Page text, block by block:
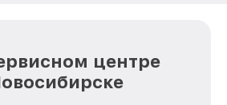
центре